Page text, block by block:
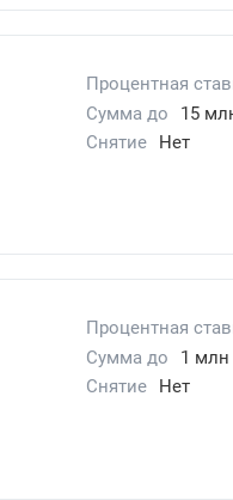
Процентная
Сумма до
15
Снятие Нет
Процентная
Сумма до
1 млн
Снятие Нет